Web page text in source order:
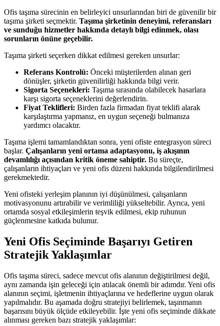
Ofis taşıma sürecinin en belirleyici unsurlarından biri de güvenilir bir
taşıma şirketi seçmektir. Taşıma şirketinin deneyimi, referansları
ve sunduğu hizmetler hakkında detaylı bilgi edinmek, olası
sorunların önüne geçebilir.
Taşıma şirketi seçerken dikkat edilmesi gereken unsurlar:
Referans Kontrolü: Önceki müşterilerden alınan geri
dönüşler, şirketin güvenilirliği hakkında bilgi verir.
Sigorta Seçenekleri: Taşıma sırasında olabilecek hasarlara
karşı sigorta seçeneklerini değerlendirin.
Fiyat Teklifleri: Birden fazla firmadan fiyat teklifi alarak
karşılaştırma yapmanız, en uygun seçeneği bulmanıza
yardımcı olacaktır.
Taşıma işlemi tamamlandıktan sonra, yeni ofiste entegrasyon süreci
başlar. Çalışanların yeni ortama adaptasyonu, iş akışının
devamlılığı açısından kritik öneme sahiptir. Bu süreçte,
çalışanların ihtiyaçları ve yeni ofis düzeni hakkında bilgilendirilmesi
gerekmektedir.
Yeni ofisteki yerleşim planının iyi düşünülmesi, çalışanların
motivasyonunu artırabilir ve verimliliği yükseltebilir. Ayrıca, yeni
ortamda sosyal etkileşimlerin teşvik edilmesi, ekip ruhunun
güçlenmesine katkıda bulunur.
Yeni Ofis Seçiminde Başarıyı Getiren
Stratejik Yaklaşımlar
Ofis taşıma süreci, sadece mevcut ofis alanının değiştirilmesi değil,
aynı zamanda işin geleceği için atılacak önemli bir adımdır. Yeni ofis
alanının seçimi, işletmenin ihtiyaçlarına ve hedeflerine uygun olarak
yapılmalıdır. Bu aşamada doğru stratejiyi belirlemek, taşınmanın
başarısını büyük ölçüde etkileyebilir. İşte yeni ofis seçiminde dikkate
alınması gereken bazı stratejik yaklaşımlar: